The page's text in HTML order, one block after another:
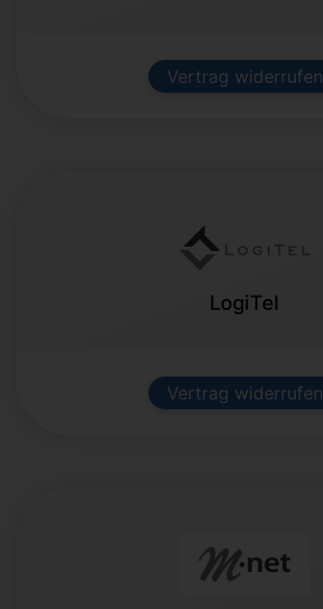
Vertrag widerrufen
LogiTel
Vertrag widerrufen